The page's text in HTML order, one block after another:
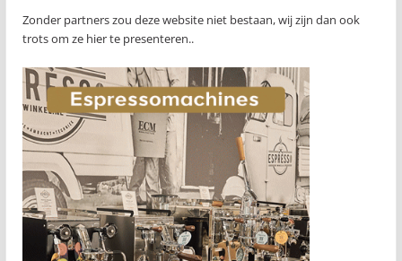
Zonder partners zou deze website niet bestaan, wij zijn dan ook
trots om ze hier te presenteren..